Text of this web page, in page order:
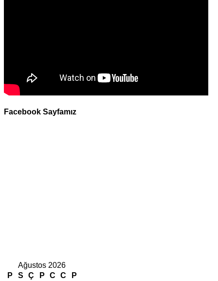
Facebook Sayfamız
Ağustos 2026
P
S Ç P C C
P